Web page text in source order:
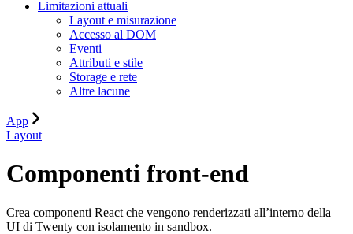
Limitazioni attuali
Layout e misurazione
Accesso al DOM
Eventi
Attributi e stile
Storage e rete
Altre lacune
App
Layout
Componenti front-end
Crea componenti React che vengono renderizzati all’interno della
UI di Twenty con isolamento in sandbox.